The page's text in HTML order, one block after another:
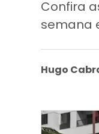
Confira
semana
Hugo